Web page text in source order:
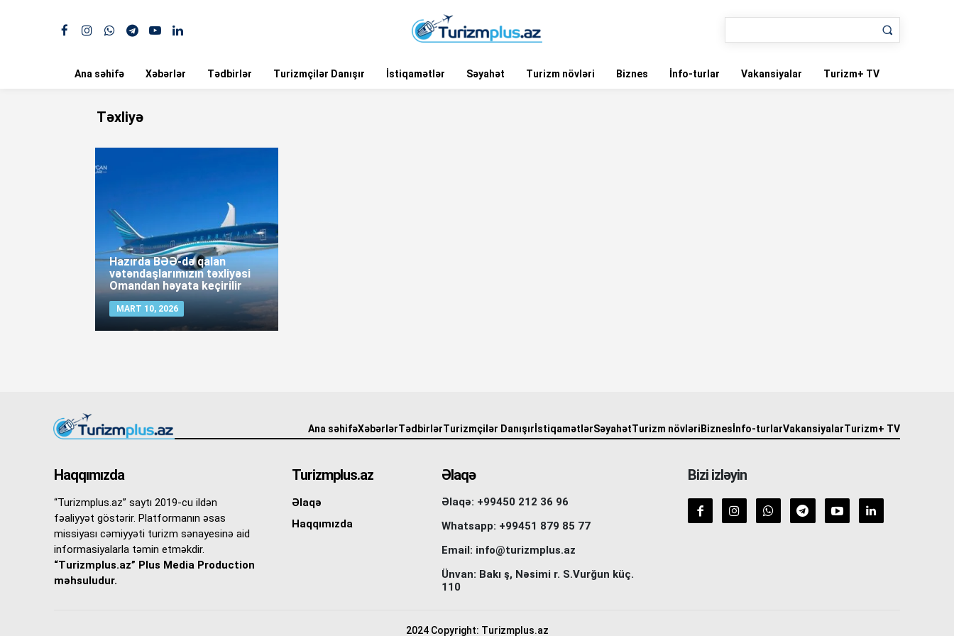
Ana səhifə Xəbərlər Tədbirlər Turizmçilər Danışır İstiqamətlər Səyahət Turizm növləri Biznes İnfo-turlar Vakansiyalar Turizm+ TV
Təxliyə
Hazırda BƏƏ-də qalan
vətəndaşlarımızın təxliyəsi
Omandan həyata keçirilir
MART 10, 2026
Ana səhifəXəbərlərTədbirlərTurizmçilər Danışır İstiqamətlərSəyahətTurizm növləri Biznes İnfo-turlarVakansiyalarTurizm+ TV
Haqqımızda
“Turizmplus.az” saytı 2019-cu ildən
fəaliyyət göstərir. Platformanın əsas
missiyası cəmiyyəti turizm sənayesinə aid
informasiyalarla təmin etməkdir.
“Turizmplus.az” Plus Media Production
məhsuludur.
Turizmplus.az
Əlaqə
Haqqımızda
Əlaqə
Əlaqə: +99450 212 36 96
Whatsapp: +99451 879 85 77
Email: info@turizmplus.az
Ünvan: Bakı ş, Nəsimi r. S.Vurğun küç.
110
Bizi izləyin
2024 Copyright: Turizmplus.az